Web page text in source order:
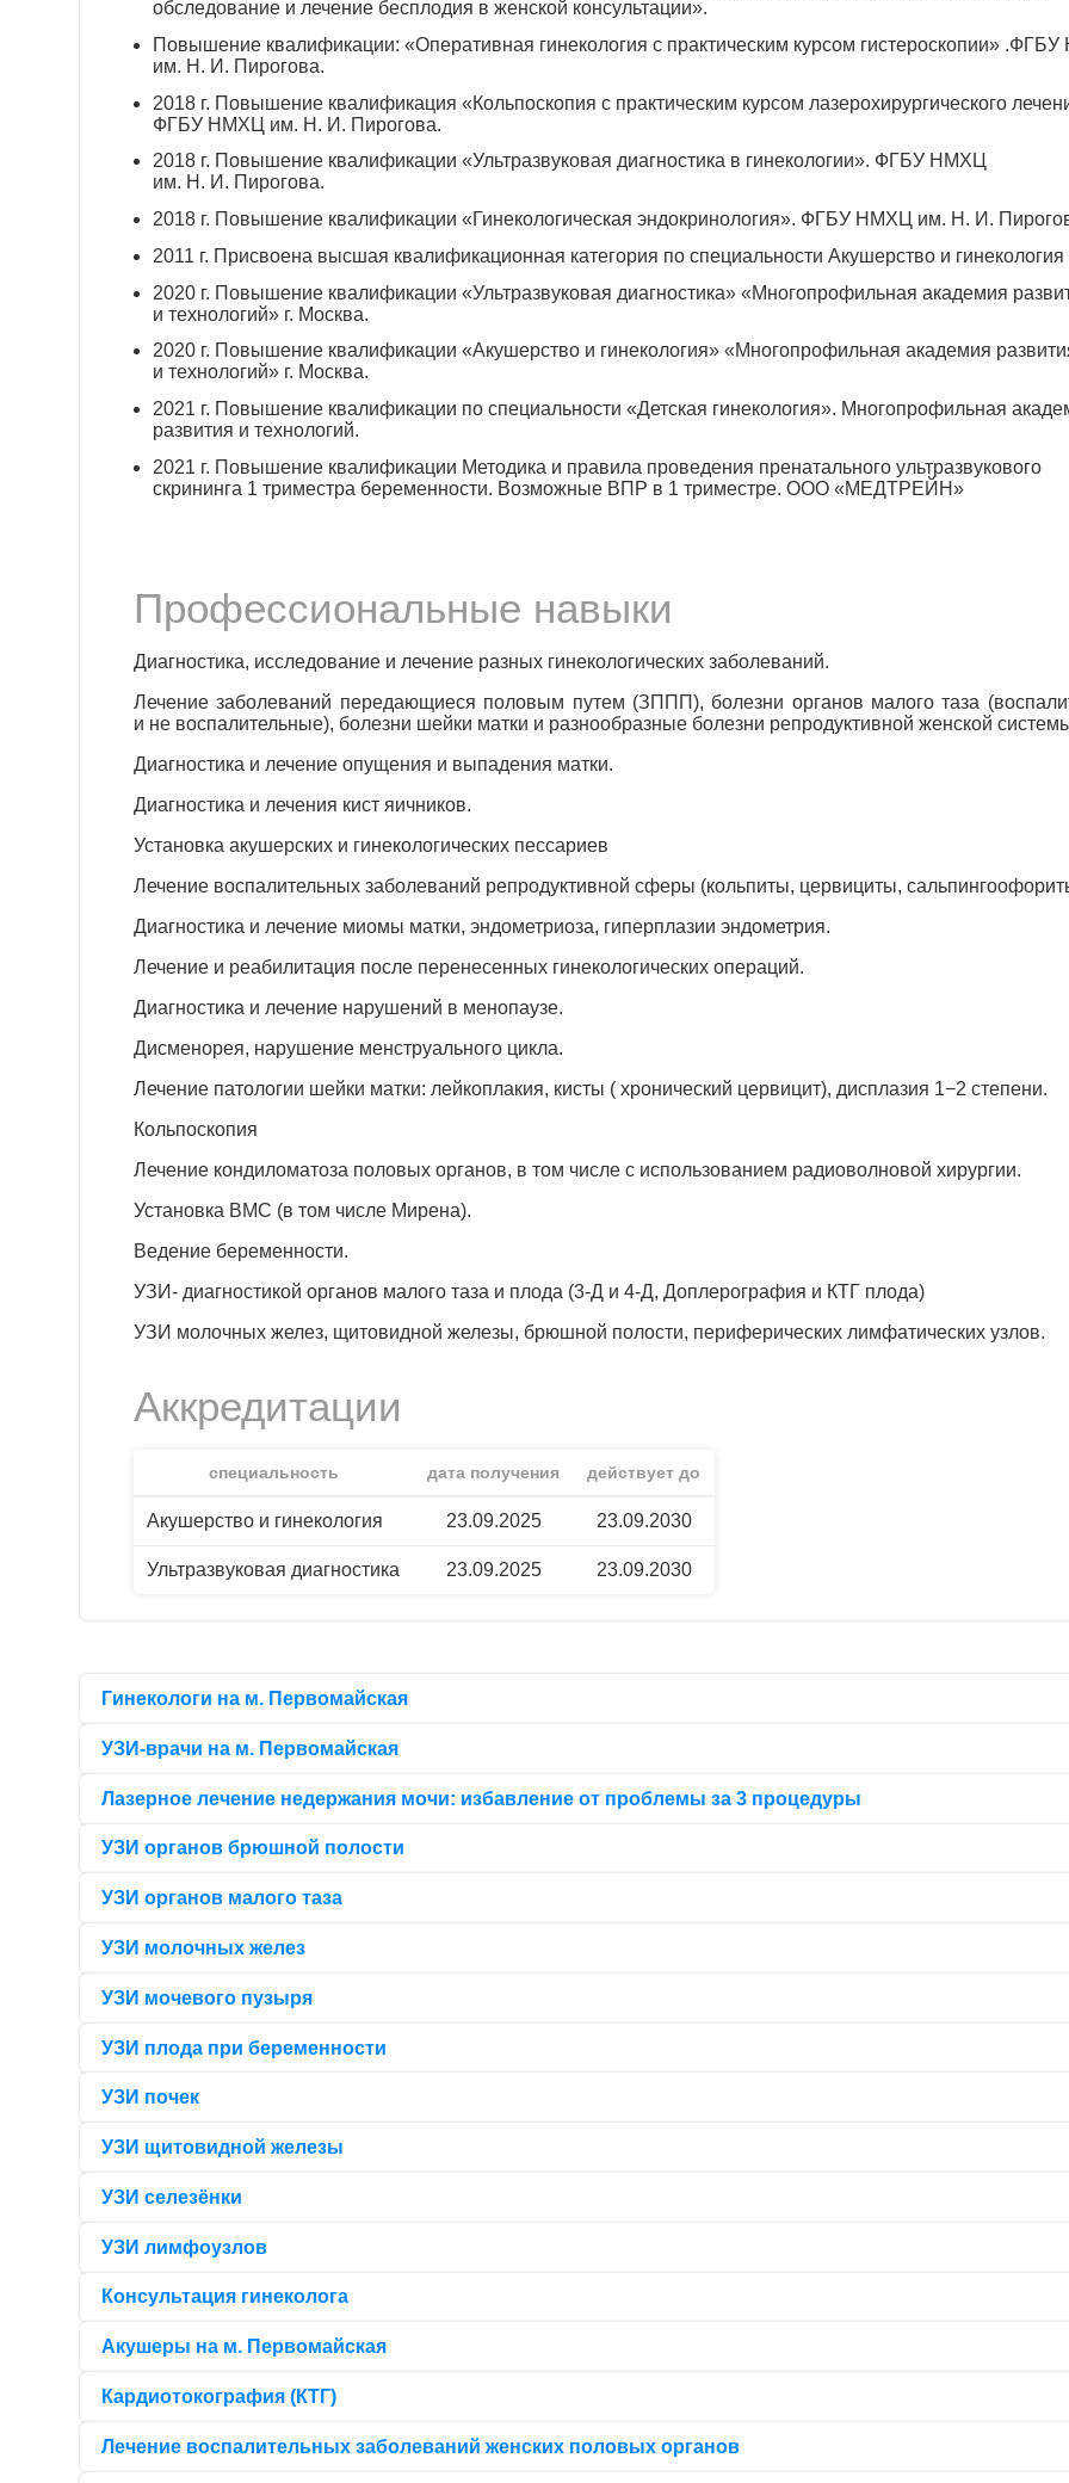
обследование и лечение бесплодия в женской консультации».
Повышение квалификации: «Оперативная гинекология с практическим курсом гистероскопии»
им. Н. И. Пирогова.
2018 г. Повышение квалификация «Кольпоскопия с практическим курсом лазерохирургического
ФГБУ НМХЦ им. Н. И. Пирогова.
2018 г. Повышение квалификации «Ультразвуковая диагностика в гинекологии». ФГБУ НМХЦ
им. Н. И. Пирогова.
2018 г. Повышение квалификации «Гинекологическая эндокринология». ФГБУ НМХЦ им. Н. И.
2011 г. Присвоена высшая квалификационная категория по специальности Акушерство и гинекология
2020 г. Повышение квалификации «Ультразвуковая диагностика» «Многопрофильная академия
и технологий» г. Москва.
2020 г. Повышение квалификации «Акушерство и гинекология» «Многопрофильная академия
и технологий» г. Москва.
2021 г. Повышение квалификации по специальности «Детская гинекология». Многопрофильная
развития и технологий.
2021 г. Повышение квалификации Методика и правила проведения пренатального ультразвукового
скрининга 1 триместра беременности. Возможные ВПР в 1 триместре. ООО «МЕДТРЕЙН»
Профессиональные навыки
Диагностика, исследование и лечение разных гинекологических заболеваний.
Лечение заболеваний передающиеся половым путем (ЗППП), болезни органов малого таза
и не воспалительные), болезни шейки матки и разнообразные болезни репродуктивной женской
Диагностика и лечение опущения и выпадения матки.
Диагностика и лечения кист яичников.
Установка акушерских и гинекологических пессариев
Лечение воспалительных заболеваний репродуктивной сферы (кольпиты, цервициты,
Диагностика и лечение миомы матки, эндометриоза, гиперплазии эндометрия.
Лечение и реабилитация после перенесенных гинекологических операций.
Диагностика и лечение нарушений в менопаузе.
Дисменорея, нарушение менструального цикла.
Лечение патологии шейки матки: лейкоплакия, кисты ( хронический цервицит), дисплазия 1−2 степени.
Кольпоскопия
Лечение кондиломатоза половых органов, в том числе с использованием радиоволновой хирургии.
Установка ВМС (в том числе Мирена).
Ведение беременности.
УЗИ- диагностикой органов малого таза и плода (3-Д и 4-Д, Доплерография и КТГ плода)
УЗИ молочных желез, щитовидной железы, брюшной полости, периферических лимфатических узлов.
Аккредитации
специальность дата получения действует до
Акушерство и гинекология 23.09.2025 23.09.2030
Ультразвуковая диагностика 23.09.2025 23.09.2030
Гинекологи на м. Первомайская
УЗИ-врачи на м. Первомайская
Лазерное лечение недержания мочи: избавление от проблемы за 3 процедуры
УЗИ органов брюшной полости
УЗИ органов малого таза
УЗИ молочных желез
УЗИ мочевого пузыря
УЗИ плода при беременности
УЗИ почек
УЗИ щитовидной железы
УЗИ селезёнки
УЗИ лимфоузлов
Консультация гинеколога
Акушеры на м. Первомайская
Кардиотокография (КТГ)
Лечение воспалительных заболеваний женских половых органов